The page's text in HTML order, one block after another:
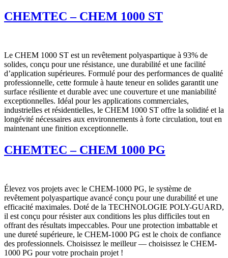
CHEMTEC – CHEM 1000 ST
Le CHEM 1000 ST est un revêtement polyaspartique à 93% de
solides, conçu pour une résistance, une durabilité et une facilité
d’application supérieures. Formulé pour des performances de qualité
professionnelle, cette formule à haute teneur en solides garantit une
surface résiliente et durable avec une couverture et une maniabilité
exceptionnelles. Idéal pour les applications commerciales,
industrielles et résidentielles, le CHEM 1000 ST offre la solidité et la
longévité nécessaires aux environnements à forte circulation, tout en
maintenant une finition exceptionnelle.
CHEMTEC – CHEM 1000 PG
Élevez vos projets avec le CHEM-1000 PG, le système de
revêtement polyaspartique avancé conçu pour une durabilité et une
efficacité maximales. Doté de la TECHNOLOGIE POLY-GUARD,
il est conçu pour résister aux conditions les plus difficiles tout en
offrant des résultats impeccables. Pour une protection imbattable et
une dureté supérieure, le CHEM-1000 PG est le choix de confiance
des professionnels. Choisissez le meilleur — choisissez le CHEM-
1000 PG pour votre prochain projet !